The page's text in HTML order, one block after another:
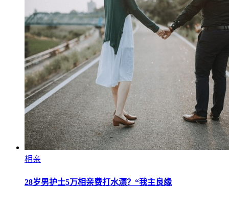
相亲
28岁男护士5万相亲费打水漂？“我主良缘